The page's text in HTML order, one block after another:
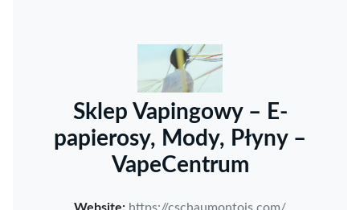
Sklep Vapingowy – E-
papierosy, Mody, Płyny –
VapeCentrum